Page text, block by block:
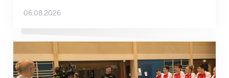
06.08.2026
Mit klaren Zielen nach Zagreb